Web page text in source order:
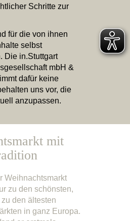
Schritte zur
für die von ihnen
selbst
Die in.Stuttgart
mbH &
dafür keine
uns vor, die
anzupassen.
mit
Weihnachtsmarkt
zu den schönsten,
den ältesten
in ganz Europa.